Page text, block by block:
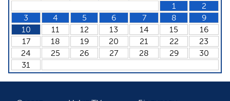
1
2
3
4 5 6 7 8
9
10
11 12 13 14 15
16
17
18 19 20 21 22
23
24
25 26 27 28 29
30
31